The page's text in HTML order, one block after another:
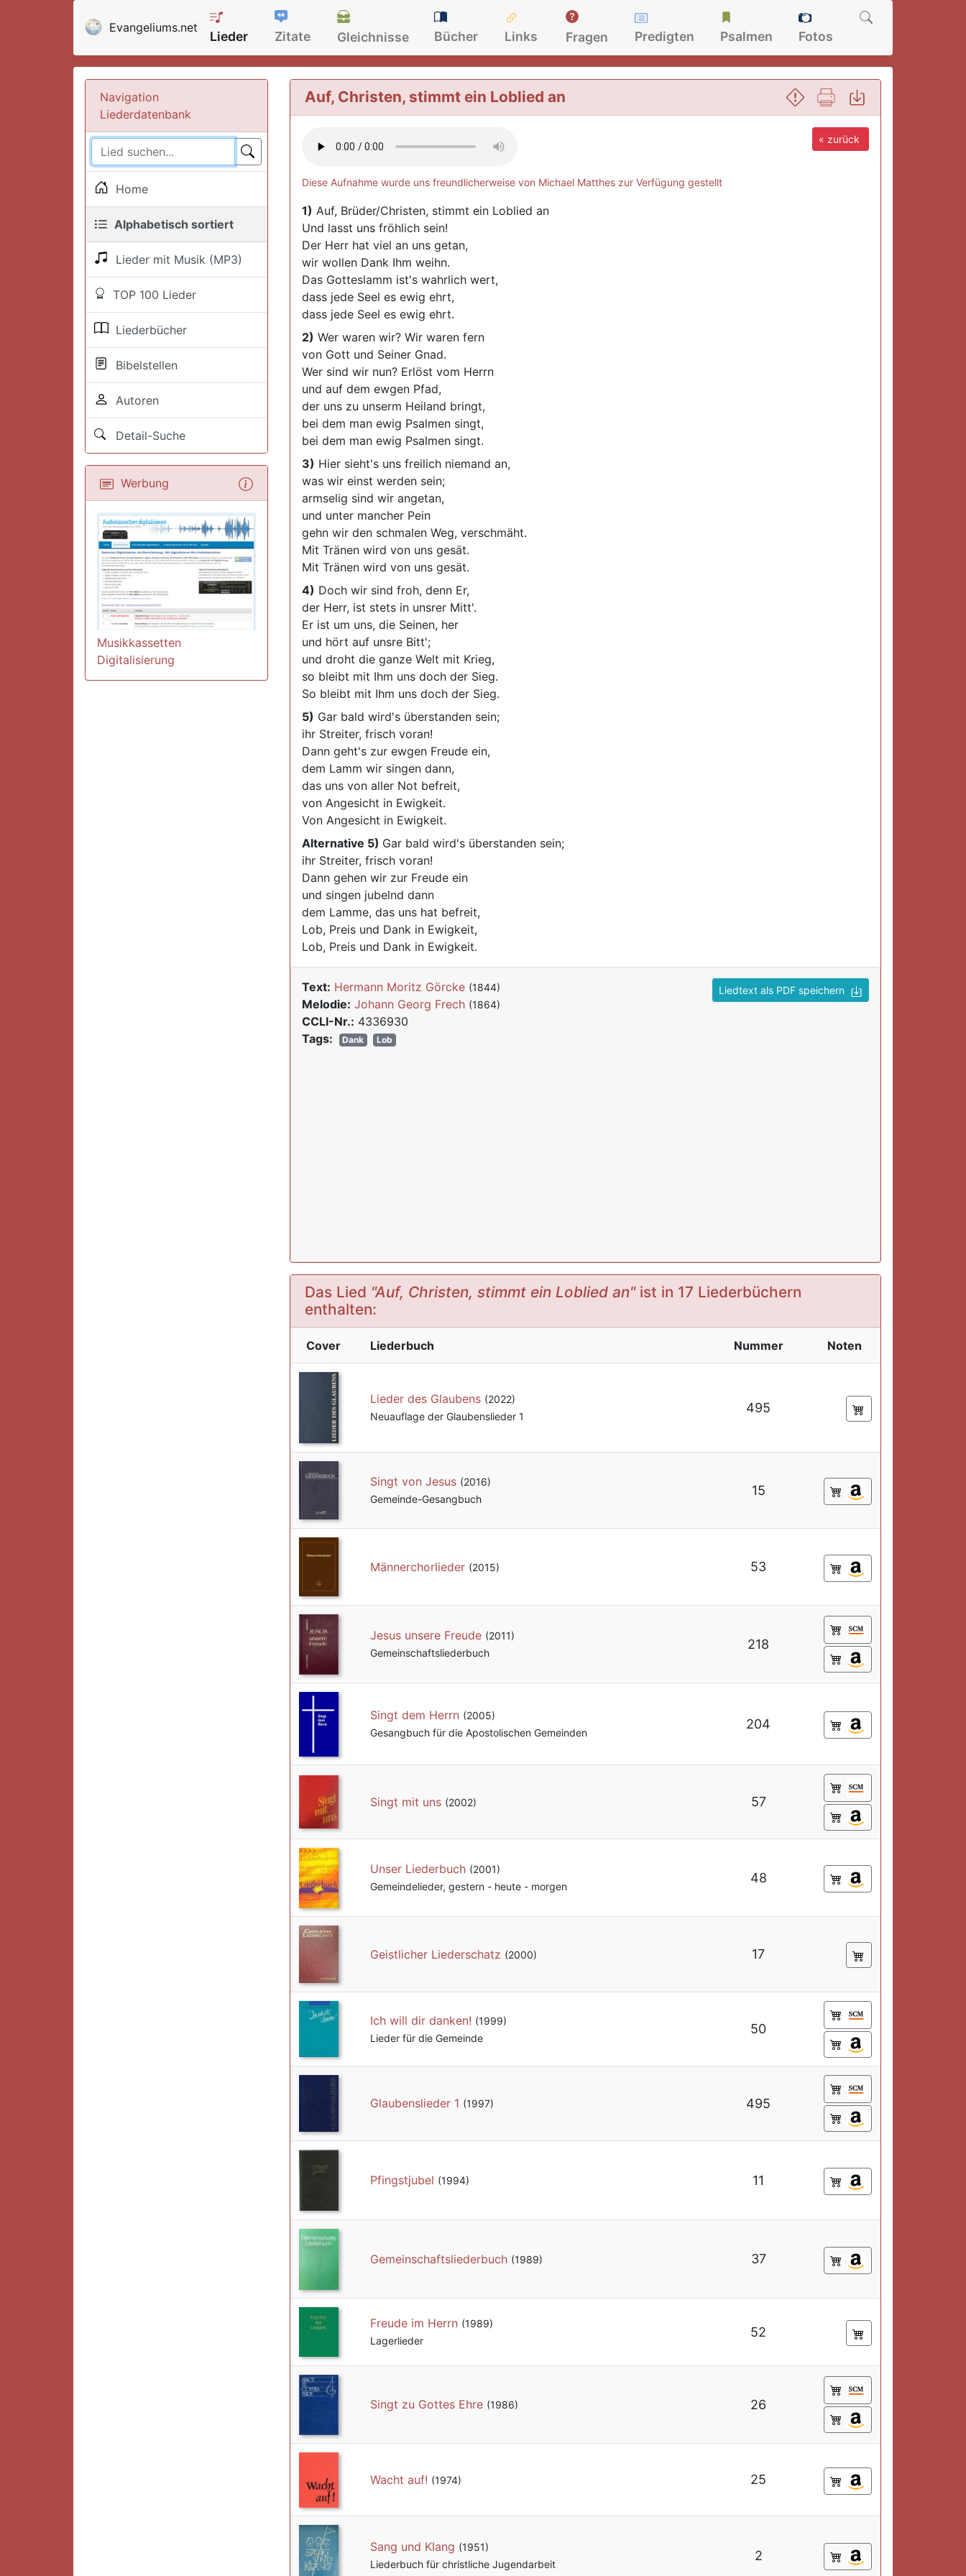
Evangeliums.net
Lieder Zitate Gleichnisse Bücher Links Fragen Predigten Psalmen Fotos
Navigation
Liederdatenbank
Home
Alphabetisch sortiert
Lieder mit Musik (MP3)
TOP 100 Lieder
Liederbücher
Bibelstellen
Autoren
Detail-Suche
Werbung
Musikkassetten
Digitalisierung
Auf, Christen, stimmt ein Loblied an
« zurück
Diese Aufnahme wurde uns freundlicherweise von Michael Matthes zur Verfügung gestellt
1) Auf, Brüder/Christen, stimmt ein Loblied an
Und lasst uns fröhlich sein!
Der Herr hat viel an uns getan,
wir wollen Dank Ihm weihn.
Das Gotteslamm ist's wahrlich wert,
dass jede Seel es ewig ehrt,
dass jede Seel es ewig ehrt.
2) Wer waren wir? Wir waren fern
von Gott und Seiner Gnad.
Wer sind wir nun? Erlöst vom Herrn
und auf dem ewgen Pfad,
der uns zu unserm Heiland bringt,
bei dem man ewig Psalmen singt,
bei dem man ewig Psalmen singt.
3) Hier sieht's uns freilich niemand an,
was wir einst werden sein;
armselig sind wir angetan,
und unter mancher Pein
gehn wir den schmalen Weg, verschmäht.
Mit Tränen wird von uns gesät.
Mit Tränen wird von uns gesät.
4) Doch wir sind froh, denn Er,
der Herr, ist stets in unsrer Mitt'.
Er ist um uns, die Seinen, her
und hört auf unsre Bitt';
und droht die ganze Welt mit Krieg,
so bleibt mit Ihm uns doch der Sieg.
So bleibt mit Ihm uns doch der Sieg.
5) Gar bald wird's überstanden sein;
ihr Streiter, frisch voran!
Dann geht's zur ewgen Freude ein,
dem Lamm wir singen dann,
das uns von aller Not befreit,
von Angesicht in Ewigkeit.
Von Angesicht in Ewigkeit.
Alternative 5) Gar bald wird's überstanden sein;
ihr Streiter, frisch voran!
Dann gehen wir zur Freude ein
und singen jubelnd dann
dem Lamme, das uns hat befreit,
Lob, Preis und Dank in Ewigkeit,
Lob, Preis und Dank in Ewigkeit.
Liedtext als PDF speichern
Text: Hermann Moritz Görcke (1844)
Melodie: Johann Georg Frech (1864)
CCLI-Nr.: 4336930
Tags:
Dank Lob
Das Lied "Auf, Christen, stimmt ein Loblied an"ist in 17 Liederbüchern
enthalten:
Cover Liederbuch Nummer Noten
Lieder des Glaubens (2022)
Neuauflage der Glaubenslieder 1
495
Singt von Jesus (2016)
Gemeinde-Gesangbuch
15
Männerchorlieder (2015) 53
Jesus unsere Freude (2011)
Gemeinschafts­liederbuch
218
Singt dem Herrn (2005)
Gesangbuch für die Apostolischen Gemeinden
204
Singt mit uns (2002) 57
Unser Liederbuch (2001)
Gemeindelieder, gestern - heute - morgen
48
Geistlicher Liederschatz (2000) 17
Ich will dir danken! (1999)
Lieder für die Gemeinde
50
Glaubenslieder 1 (1997) 495
Pfingstjubel (1994) 11
Gemeinschaftsliederbuch (1989) 37
Freude im Herrn (1989)
Lagerlieder
52
Singt zu Gottes Ehre (1986) 26
Wacht auf! (1974) 25
Sang und Klang (1951)
Liederbuch für christliche Jugendarbeit
2